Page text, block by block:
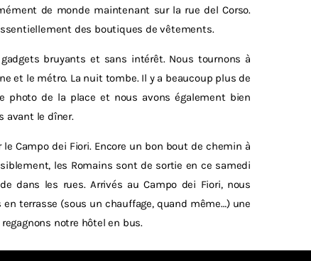
de monde maintenant sur la rue del Corso.
des boutiques de vêtements.
bruyants et sans intérêt. Nous tournons à
et le métro. La nuit tombe. Il y a beaucoup plus de
photo de la place et nous avons également bien
avant le dîner.
Campo dei Fiori. Encore un bon bout de chemin à
les Romains sont de sortie en ce samedi
dans les rues. Arrivés au Campo dei Fiori, nous
terrasse (sous un chauffage, quand même…) une
notre hôtel en bus.